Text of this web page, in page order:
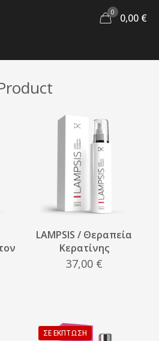
0 0,00 €
LAMPSIS / Θεραπεία
Κερατίνης
37,00 €
ΣΕ ΈΚΠΤΩΣΗ